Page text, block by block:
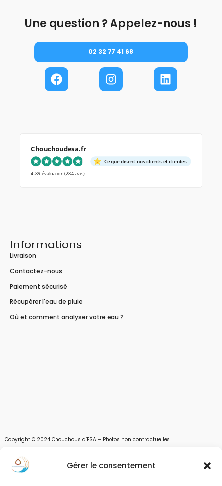
Gérer le consentement
Une question ? Appelez-nous !
02 32 77 41 68
Chouchoudesa.fr
Ce que disent nos clients et clientes
4.89 évaluation(284 avis)
Informations
Livraison
Contactez-nous
Paiement sécurisé
Récupérer l'eau de pluie
Où et comment analyser votre eau ?
Copyright © 2024 Chouchous d’ESA – Photos non contractuelles
Les chouchous d’Esa vous apportent toutes les solutions pour récupérer l’eau de
pluie, et des moyens pour stocker, filtrer, traiter et potabiliser l’eau d’un forage,